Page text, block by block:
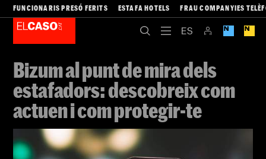
FUNCIONARIS PRESÓ FERITS ESTAFA HOTELS FRAU COMPANYIES
Bizum al punt de mira dels
estafadors: descobreix com
actuen i com protegir-te